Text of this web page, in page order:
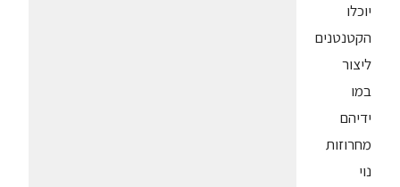
יוכלו
הקטנטנים
ליצור
במו
ידיהם
מחרוזות
נוי